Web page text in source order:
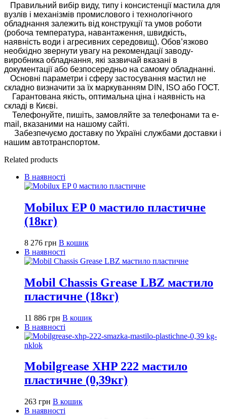
Правильний вибір виду, типу і консистенції мастила для
вузлів і механізмів промислового і технологічного
обладнання залежить від конструкції та умов роботи
(робоча температура, навантаження, швидкість,
наявність води і агресивних середовищ). Обов’язково
необхідно звернути увагу на рекомендації заводу-
виробника обладнання, які зазвичай вказані в
документації або безпосередньо на самому обладнанні.
Основні параметри і сферу застосування мастил не
складно визначити за їх маркуванням DIN, ISO або ГОСТ.
Гарантована якість, оптимальна ціна і наявність на
складі в Києві.
Телефонуйте, пишіть, замовляйте за телефонами та e-
mail, вказаними на нашому сайті.
Забезпечуємо доставку по Україні службами доставки і
нашим автотранспортом.
Related products
В наявності
Mobilux EP 0 мастило пластичне
(18кг)
8 276 грн В кошик
В наявності
Mobil Chassis Grease LBZ мастило
пластичне (18кг)
11 886 грн В кошик
В наявності
Mobilgrease XHP 222 мастило
пластичне (0,39кг)
263 грн В кошик
В наявності